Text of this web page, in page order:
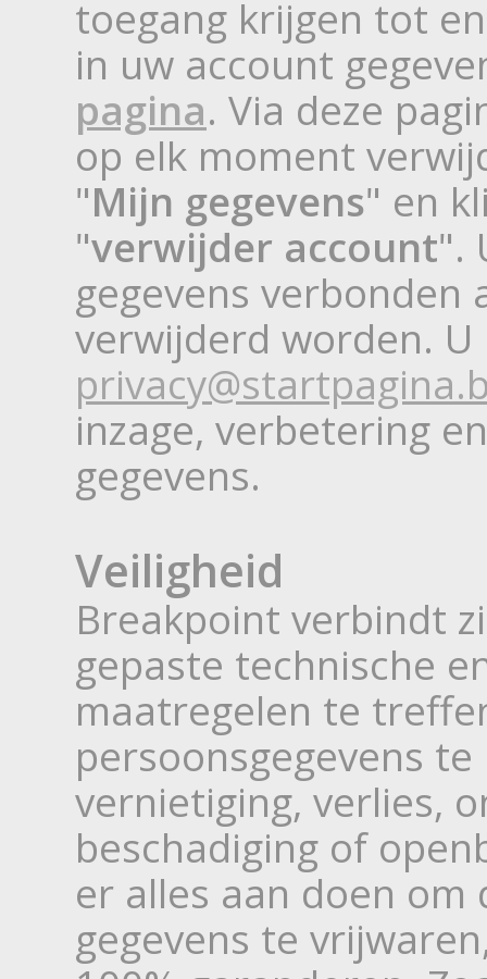
toegang krijgen tot
in uw account
pagina. Via deze
op elk moment
"Mijn gegevens" en
"verwijder account".
gegevens verbonden
verwijderd worden.
inzage, verbetering
gegevens.
Veiligheid
Breakpoint verbindt
gepaste technische
maatregelen te
persoonsgegevens
vernietiging, verlies,
beschadiging of
er alles aan doen om
gegevens te